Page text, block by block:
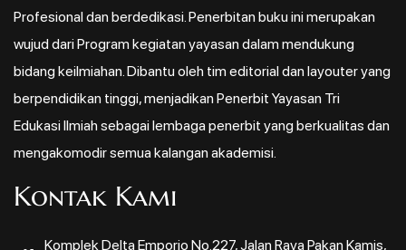
Profesional dan berdedikasi. Penerbitan buku ini merupakan
wujud dari Program kegiatan yayasan dalam mendukung
bidang keilmiahan. Dibantu oleh tim editorial dan layouter yang
berpendidikan tinggi, menjadikan Penerbit Yayasan Tri
Edukasi Ilmiah sebagai lembaga penerbit yang berkualitas dan
mengakomodir semua kalangan akademisi.
Kontak Kami
Komplek Delta Emporio No.227, Jalan Raya Pakan Kamis,